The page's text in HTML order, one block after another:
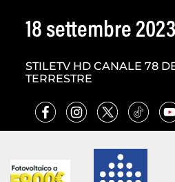
18 settembre 2023
STILETV HD CANALE 78
TERRESTRE